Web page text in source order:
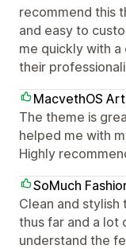
recommend this
and easy to
me quickly with
their
MacvethOS
The theme is
helped me with
Highly
SoMuch
Clean and
thus far and a lot
understand the